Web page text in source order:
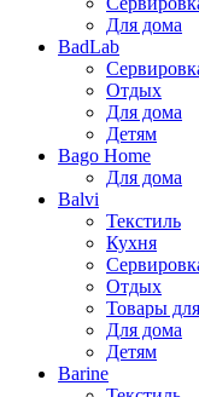
Для дома
BadLab
Отдых
Для дома
Детям
Bago Home
Для дома
Balvi
Текстиль
Кухня
Отдых
Товары
Для дома
Детям
Barine